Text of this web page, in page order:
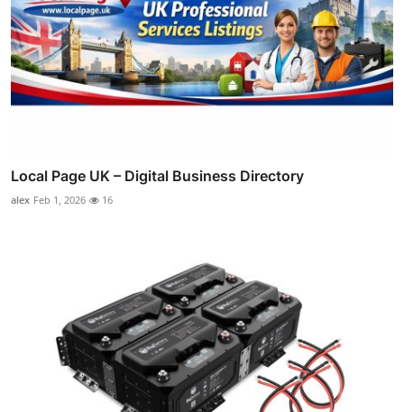
Local Page UK – Digital Business Directory
alex Feb 1, 2026 16